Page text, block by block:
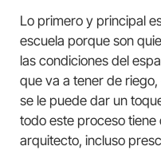
Lo primero y principal
escuela porque son
las condiciones del
que va a tener de
se le puede dar un
todo este proceso
arquitecto, incluso